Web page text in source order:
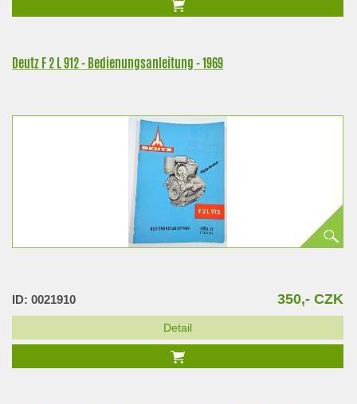
Deutz F 2 L 912 - Bedienungsanleitung - 1969
ID: 0021910 350,- CZK
Detail